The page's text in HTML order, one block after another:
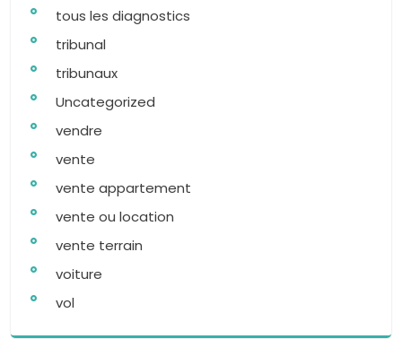
tous les diagnostics
tribunal
tribunaux
Uncategorized
vendre
vente
vente appartement
vente ou location
vente terrain
voiture
vol